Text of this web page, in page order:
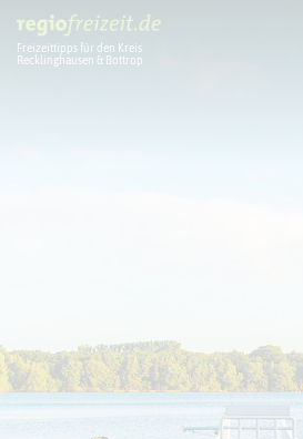
Freizeittipps für den Kreis
Recklinghausen & Bottrop